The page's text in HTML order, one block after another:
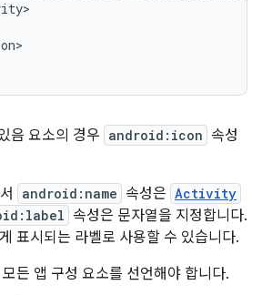
음 요소의 경우 android:icon 속성
android:name 속성은 Activity
속성은 문자열을 지정합니다.
표시되는 라벨로 사용할 수 있습니다.
든 앱 구성 요소를 선언해야 합니다.